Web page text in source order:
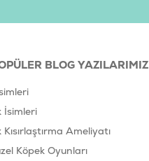
BLOG YAZILARIMIZ
İsimleri
Kısırlaştırma Ameliyatı
Köpek Oyunları